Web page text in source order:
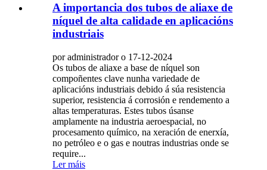
A importancia dos tubos de aliaxe de
níquel de alta calidade en aplicacións
industriais
por administrador o 17-12-2024
Os tubos de aliaxe a base de níquel son
compoñentes clave nunha variedade de
aplicacións industriais debido á súa resistencia
superior, resistencia á corrosión e rendemento a
altas temperaturas. Estes tubos úsanse
amplamente na industria aeroespacial, no
procesamento químico, na xeración de enerxía,
no petróleo e o gas e noutras industrias onde se
require...
Ler máis